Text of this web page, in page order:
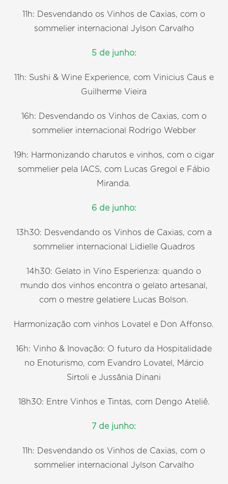
11h: Desvendando os Vinhos de Caxias, com o
sommelier internacional Jylson Carvalho
5 de junho:
11h: Sushi & Wine Experience, com Vinicius Caus e
Guilherme Vieira
16h: Desvendando os Vinhos de Caxias, com o
sommelier internacional Rodrigo Webber
19h: Harmonizando charutos e vinhos, com o cigar
sommelier pela IACS, com Lucas Gregol e Fábio
Miranda.
6 de junho:
13h30: Desvendando os Vinhos de Caxias, com a
sommelier internacional Lidielle Quadros
14h30: Gelato in Vino Esperienza: quando o
mundo dos vinhos encontra o gelato artesanal,
com o mestre gelatiere Lucas Bolson.
Harmonização com vinhos Lovatel e Don Affonso.
16h: Vinho & Inovação: O futuro da Hospitalidade
no Enoturismo, com Evandro Lovatel, Márcio
Sirtoli e Jussânia Dinani
18h30: Entre Vinhos e Tintas, com Dengo Ateliê.
7 de junho:
11h: Desvendando os Vinhos de Caxias, com o
sommelier internacional Jylson Carvalho